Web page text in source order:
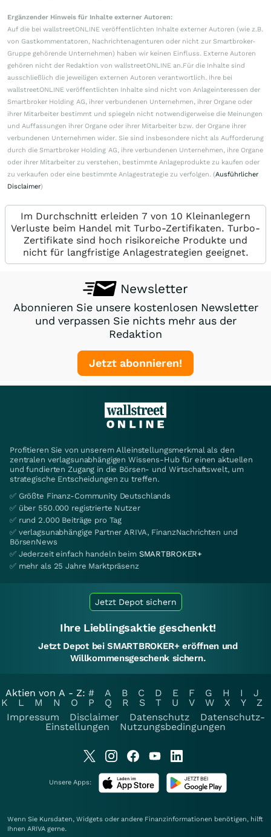
Ergänzender Hinweis für Inhalte externer Autoren:
Auf die bei wallstreetONLINE veröffentlichten Inhalte externer Autoren (wie z.B.
von Gastkommentatoren, Nachrichtenagenturen oder nicht zur Smartbroker-
Gruppe gehörende Unternehmen) haben wir keinen Einfluss. Externe Autoren
gehören nicht der Redaktion von wallstreetONLINE an.Für die Inhalte sind
ausschließlich die jeweiligen externen Autoren verantwortlich. Ihre bei
wallstreetONLINE veröffentlichten Inhalte sind nicht von Anlageinteressen der
Smartbroker Holding AG, ihrer verbundenen Unternehmen, ihrer Organe oder
ihrer Mitarbeiter bestimmt und spiegeln nicht notwendigerweise die Meinungen
und Auffassungen ihrer Organe oder ihrer Mitarbeiter bzw. der Organe ihrer
verbundenen Unternehmen wider. Sie sind insbesondere nicht als Aufforderung
durch die Smartbroker Holding AG, ihre verbundenen Unternehmen, ihre Organe
oder ihrer Mitarbeiter zu verstehen, bestimmte Anlageprodukte zu kaufen oder
zu verkaufen oder eine bestimmte Anlagestrategie zu verfolgen. (Ausführlicher
Disclaimer)
Im Durchschnitt erleiden 7 von 10 Kleinanlegern
Verluste beim Handel mit Turbo-Zertifikaten. Turbo-
Zertifikate sind hoch risikoreiche Produkte und
nicht für langfristige Anlagestrategien geeignet.
Newsletter
Abonnieren Sie unsere kostenlosen Newsletter
und verpassen Sie nichts mehr aus der
Redaktion
Jetzt abonnieren!
Profitieren Sie von unserem Alleinstellungsmerkmal als den
zentralen verlagsunabhängigen Wissens-Hub für einen aktuellen
und fundierten Zugang in die Börsen- und Wirtschaftswelt, um
strategische Entscheidungen zu treffen.
✅ Größte Finanz-Community Deutschlands
✅ über 550.000 registrierte Nutzer
✅ rund 2.000 Beiträge pro Tag
✅ verlagsunabhängige Partner ARIVA, FinanzNachrichten und
BörsenNews
✅ Jederzeit einfach handeln beim SMARTBROKER+
✅ mehr als 25 Jahre Marktpräsenz
Jetzt Depot sichern
Ihre Lieblingsaktie geschenkt!
Jetzt Depot bei SMARTBROKER+ eröffnen und
Willkommensgeschenk sichern.
Aktien von A - Z: # A B C D E F G H I
J
K
L M N O P Q R S T U V W X Y
Z
Impressum
Disclaimer Datenschutz
Datenschutz-
Einstellungen
Nutzungsbedingungen
Unsere Apps:
Wenn Sie Kursdaten, Widgets oder andere Finanzinformationen benötigen, hilft
Ihnen ARIVA gerne.